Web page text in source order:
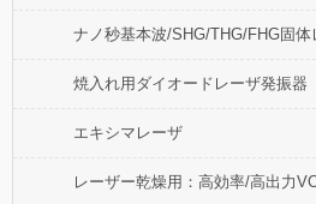
ナノ秒基本波/SHG/THG/FHG固体
焼入れ用ダイオードレーザ発振器
エキシマレーザ
レーザー乾燥用：高効率/高出力